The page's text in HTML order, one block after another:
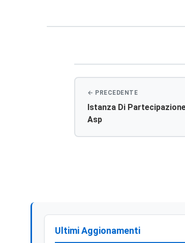
articoli
Istanza Di
Asp
Ultimi Aggionamenti